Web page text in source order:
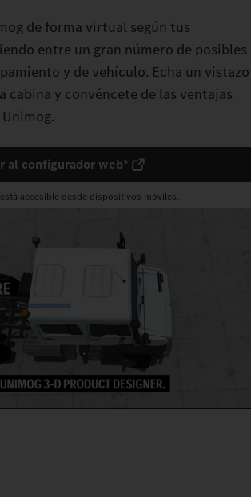
de forma virtual según tus
entre un gran número de posibles
y de vehículo. Echa un vistazo
cabina y convéncete de las ventajas
al configurador web*
accesible desde dispositivos móviles.